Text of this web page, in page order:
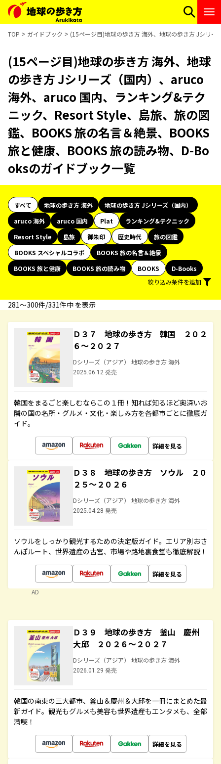
TOP ガイドブック (15ページ目)地球の歩き方 海外、地球の歩き方 Jシリ
(15ページ目)地球の歩き方 海外、地球
の歩き方 Jシリーズ（国内）、aruco
海外、aruco 国内、ランキング&テク
ニック、Resort Style、島旅、旅の図
鑑、BOOKS 旅の名言＆絶景、BOOKS
旅と健康、BOOKS 旅の読み物、D-Bo
oksのガイドブック一覧
すべて 地球の歩き方 海外
地球の歩き方 Jシリーズ（国内）
aruco 海外
aruco 国内 Plat
ランキング&テクニック
Resort Style
島旅 御朱印 歴史時代
旅の図鑑
BOOKS スペシャルコラボ
BOOKS 旅の名言＆絶景
BOOKS 旅と健康
BOOKS 旅の読み物 BOOKS
D-Books
絞り込み条件を追加
281〜300件/331件中 を表示
Ｄ３７ 地球の歩き方 韓国 ２０２
６～２０２７
Dシリーズ（アジア） 地球の歩き方 海外
2025.06.12 発売
韓国をまるごと楽しむならこの１冊！知れば知るほど奥深いお
隣の国の名所・グルメ・文化・楽しみ方を各都市ごとに徹底ガ
イド。
詳細を見る
Ｄ３８ 地球の歩き方 ソウル ２０
２５～２０２６
Dシリーズ（アジア） 地球の歩き方 海外
2025.04.28 発売
ソウルをしっかり観光するための決定版ガイド。エリア別おさ
んぽルート、世界遺産の古宮、市場や路地裏食堂も徹底解説！
詳細を見る
AD
Ｄ３９ 地球の歩き方 釜山 慶州
大邱 ２０２６～２０２７
Dシリーズ（アジア） 地球の歩き方 海外
2026.01.29 発売
韓国の南東の三大都市、釜山＆慶州＆大邱を一冊にまとめた最
新ガイド。観光もグルメも美容も世界遺産もエンタメも、全部
満喫！
詳細を見る